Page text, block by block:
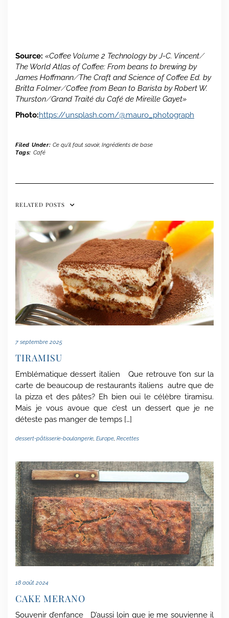
Source: «Coffee Volume 2 Technology by J-C. Vincent ⁄
The World Atlas of Coffee: From beans to brewing by
James Hoffmann ⁄ The Craft and Science of Coffee Ed. by
Britta Folmer ⁄ Coffee from Bean to Barista by Robert W.
Thurston ⁄ Grand Traité du Café de Mireille Gayet»
Photo:https://unsplash.com/@mauro_photograph
Filed Under: Ce qu'il faut savoir, Ingrédients de base
Tags: Café
RELATED POSTS
7 septembre 2025
TIRAMISU
Emblématique dessert italien Que retrouve t’on sur la
carte de beaucoup de restaurants italiens autre que de
la pizza et des pâtes? Eh bien oui le célèbre tiramisu.
Mais je vous avoue que c’est un dessert que je ne
déteste pas manger de temps […]
dessert-pâtisserie-boulangerie, Europe, Recettes
18 août 2024
CAKE MERANO
Souvenir d’enfance D’aussi loin que je me souvienne il